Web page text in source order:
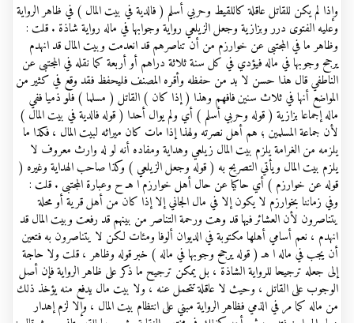
وإذا لم يكن للقاتل عاقلة كاللقيط وحربي أسلم ( فالدية في بيت المال ) في ظاهر الرواية
وعليه الفتوى درر وبزازية وجعل الزيلعي رواية وجوابها في ماله رواية شاذة . قلت :
وظاهر ما في المجتبى عن خوارزم من أن تناصرهم قد انعدمت وبيت المال قد انهدم
يرجح وجوبها في ماله فيؤدي في كل سنة ثلاثة دراهم أو أربعة كما نقله في المجتبى عن
الناطفي قال هذا حسن لا بد من حفظه وأقره المصنف فليحفظ فقد وقع في كثير من
المواضع أنها في ثلاث سنين فافهم وهذا ( إذا كان ) القاتل ( مسلما ) فلو ذميا ففي
ماله إجماعا بزازية ( قوله وحربي أسلم ) أي ولم يوال أحدا ( قوله فالدية في بيت المال )
لأن جماعة المسلمين ؛ هم أهل نصرته ولهذا إذا مات كان ميراثه لبيت المال ، فكذا ما
يلزمه من الغرامة يلزم بيت المال زيلعي وهداية ومفاده أنه لو له وارث معروف لا
يلزم بيت المال ويأتي التصريح به ( قوله وجعل الزيلعي ) وكذا صاحب الهداية وغيره (
قوله عن خوارزم ) أي حاكيا عن حال أهل خوارزم ا هـ ح وعبارة المجتبى . قلت :
وفي زماننا بخوارزم لا يكون إلا في مال الجاني إلا إذا كان من أهل قرية أو محلة
يتناصرون لأن العشائر فيها قد وهت ورحمة التناصر من بينهم قد رفعت وبيت المال قد
انهدم ، نعم أسامي أهلها مكتوبة في الديوان ألوفا ومئات لكن لا يتناصرون به فتعين
أن يجب في ماله ا هـ ( قوله يرجح وجوبها في ماله ) خبر قوله وظاهر ، قلت ولا حاجة
إلى جعله ترجيحا للرواية الشاذة ، بل يمكن ترجيح ما ذكر على ظاهر الرواية فإن أصل
الوجوب على القاتل ، وحيث لا عاقلة تتحمل عنه ، ولا بيت مال يدفع منه يؤخذ ذلك
من ماله كما مر في الذمي فظاهر الرواية مبني على انتظام بيت المال ، وإلا لزم إهدار